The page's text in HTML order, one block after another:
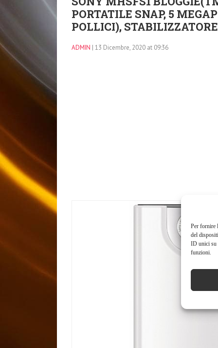
Per fornire
del
ID unici su
funzioni.
PORTATILE SNAP, 5
POLLICI),
ADMIN | 13 Dicembre, 2020 at 09:36